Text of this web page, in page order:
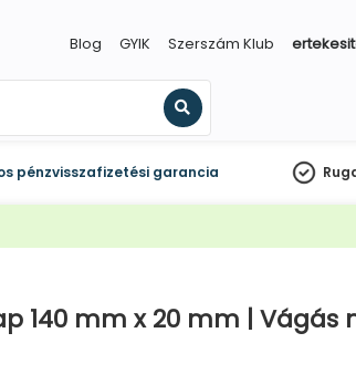
Blog GYIK Szerszám Klub
Keresés
pénzvisszafizetési garancia
140 mm x 20 mm |